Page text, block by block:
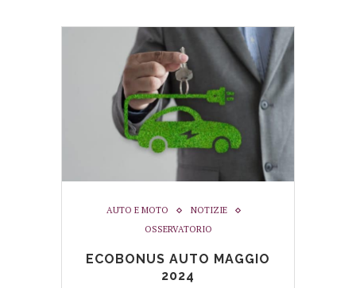
AUTO E MOTO
NOTIZIE
OSSERVATORIO
ECOBONUS AUTO MAGGIO
2024